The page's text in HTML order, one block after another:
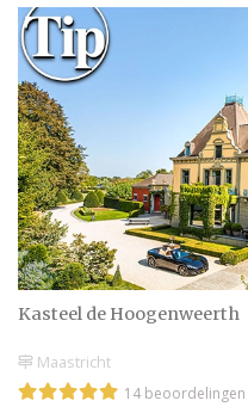
Kasteel de Hoogenweerth
Maastricht
14 beoordelingen